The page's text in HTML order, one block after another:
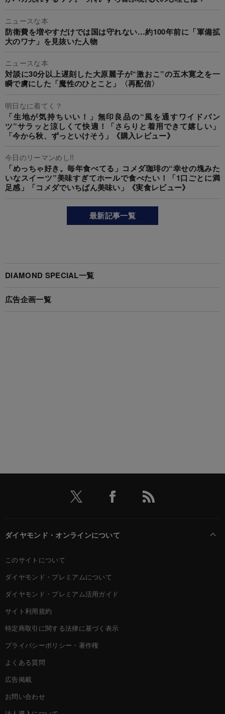
ニュースな本
防衛費を増やすだけでは国は守れない…約100年前に「軍備拡
大のワナ」を見抜いた人物
ニュースな本
対談に30分以上遅刻した大原麗子が“激おこ”の五木寛之を一
瞬で虜にした「魔性のひとこと」〈再配信〉
明日なに着てく？
「生地が気持ちいい！」無印良品の“風を通すワイドパン
ツ”サラッと涼しくて快適！「さらりと着用できて嬉しい」
「今から秋、ずっといけそう」《購入レビュー》
今日のリーマンめし!!
「めっちゃ好き。毎年食べてる」コメダ珈琲の“幸せの塊みた
いなスイーツ”美味すぎてホールで食べたい！「1口ごとに満
足感」「コメダでいちばん美味い」《実食レビュー》
最新記事一覧
DIAMOND SPECIAL一覧
広告企画一覧
ダイヤモンド・オンラインについて
このサイトについて
ダイヤモンド・プレミアムについて
ダイヤモンド・プレミアム活用ガイド
サイト利用規約
特定商取引に関する法律に基づく表示
プライバシーポリシー・著作権
よくある質問
広告掲載
お問い合わせ